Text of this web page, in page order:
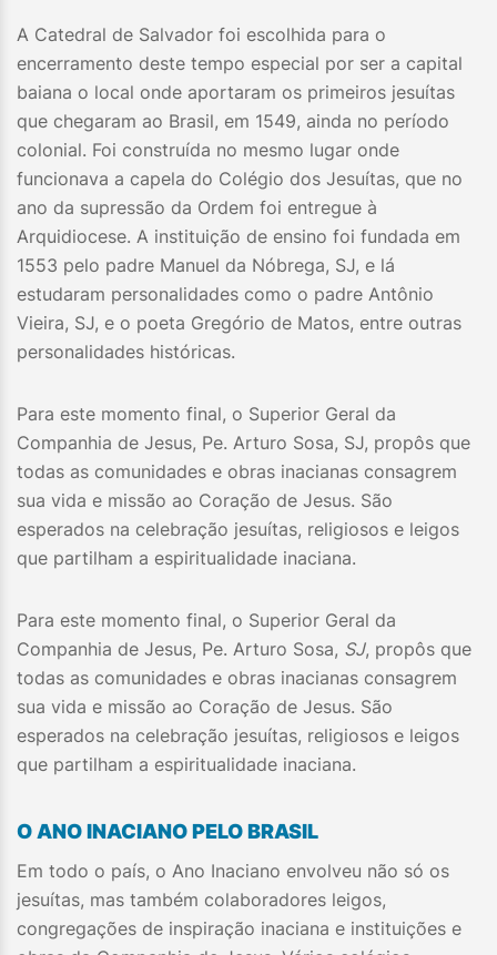
A Catedral de Salvador foi escolhida para o
encerramento deste tempo especial por ser a capital
baiana o local onde aportaram os primeiros jesuítas
que chegaram ao Brasil, em 1549, ainda no período
colonial. Foi construída no mesmo lugar onde
funcionava a capela do Colégio dos Jesuítas, que no
ano da supressão da Ordem foi entregue à
Arquidiocese. A instituição de ensino foi fundada em
1553 pelo padre Manuel da Nóbrega, SJ, e lá
estudaram personalidades como o padre Antônio
Vieira, SJ, e o poeta Gregório de Matos, entre outras
personalidades históricas.
Para este momento final, o Superior Geral da
Companhia de Jesus, Pe. Arturo Sosa, SJ, propôs que
todas as comunidades e obras inacianas consagrem
sua vida e missão ao Coração de Jesus. São
esperados na celebração jesuítas, religiosos e leigos
que partilham a espiritualidade inaciana.
Para este momento final, o Superior Geral da
Companhia de Jesus, Pe. Arturo Sosa, SJ, propôs que
todas as comunidades e obras inacianas consagrem
sua vida e missão ao Coração de Jesus. São
esperados na celebração jesuítas, religiosos e leigos
que partilham a espiritualidade inaciana.
O ANO INACIANO PELO BRASIL
Em todo o país, o Ano Inaciano envolveu não só os
jesuítas, mas também colaboradores leigos,
congregações de inspiração inaciana e instituições e